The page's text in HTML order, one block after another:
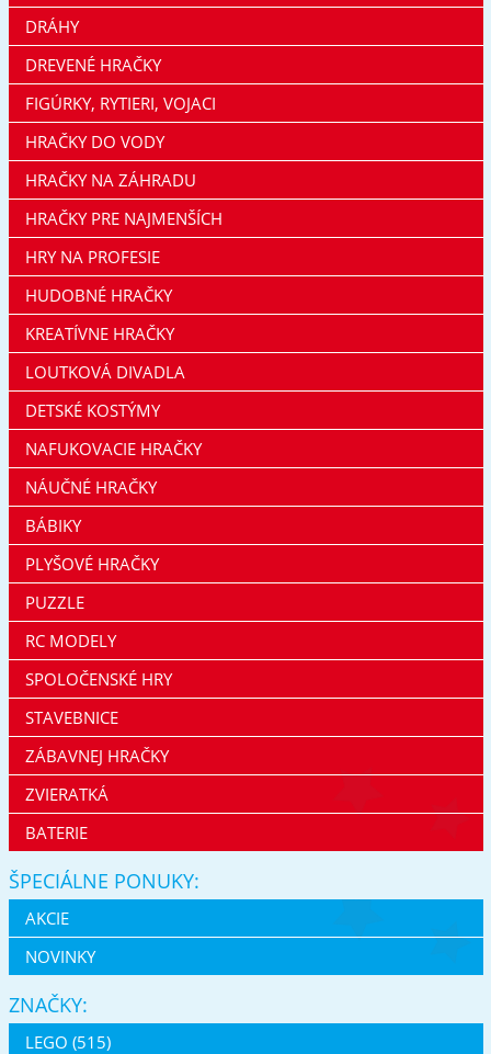
DRÁHY
DREVENÉ HRAČKY
FIGÚRKY, RYTIERI, VOJACI
HRAČKY DO VODY
HRAČKY NA ZÁHRADU
HRAČKY PRE NAJMENŠÍCH
HRY NA PROFESIE
HUDOBNÉ HRAČKY
KREATÍVNE HRAČKY
LOUTKOVÁ DIVADLA
DETSKÉ KOSTÝMY
NAFUKOVACIE HRAČKY
NÁUČNÉ HRAČKY
BÁBIKY
PLYŠOVÉ HRAČKY
PUZZLE
RC MODELY
SPOLOČENSKÉ HRY
STAVEBNICE
ZÁBAVNEJ HRAČKY
ZVIERATKÁ
BATERIE
ŠPECIÁLNE PONUKY:
AKCIE
NOVINKY
ZNAČKY:
LEGO (515)